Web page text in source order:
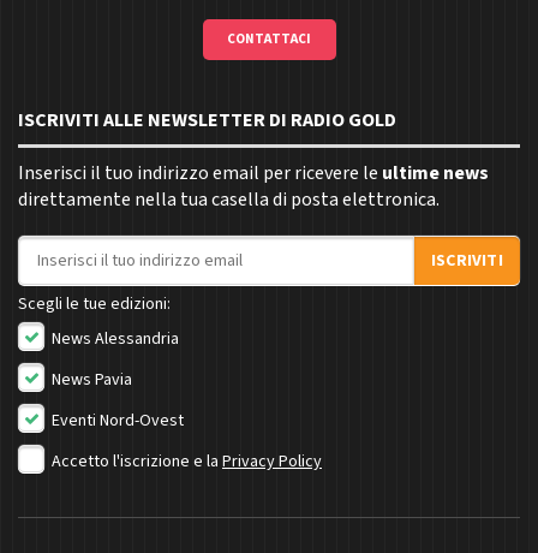
CONTATTACI
ISCRIVITI ALLE NEWSLETTER DI RADIO GOLD
Inserisci il tuo indirizzo email per ricevere le ultime news
direttamente nella tua casella di posta elettronica.
Indirizzo email
ISCRIVITI
Scegli le tue edizioni:
News Alessandria
News Pavia
Eventi Nord-Ovest
Accetto l'iscrizione e la Privacy Policy